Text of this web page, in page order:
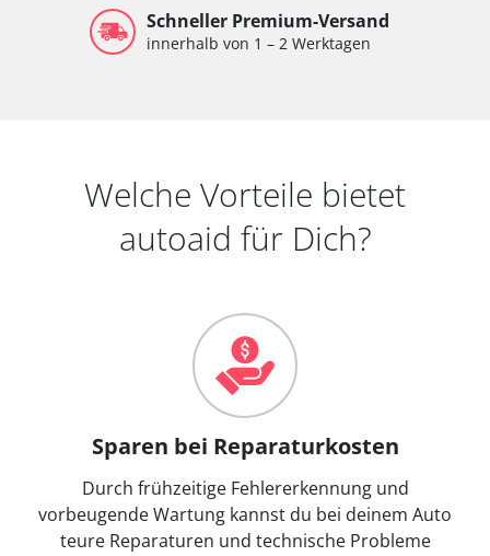
Schneller Premium-Versand
innerhalb von 1 – 2 Werktagen
Welche Vorteile bietet
autoaid für Dich?
Sparen bei Reparaturkosten
Durch frühzeitige Fehlererkennung und
vorbeugende Wartung kannst du bei deinem Auto
teure Reparaturen und technische Probleme